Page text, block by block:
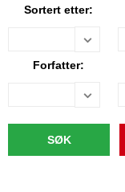
Sortert etter:
Forfatter: